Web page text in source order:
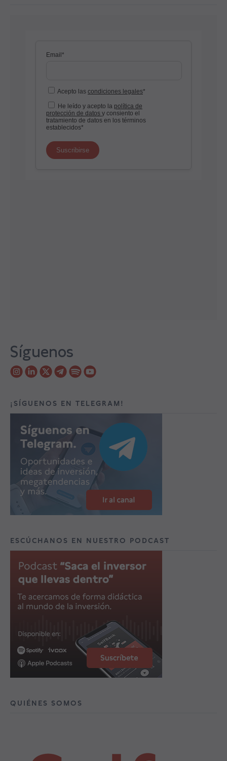
Síguenos
¡SÍGUENOS EN TELEGRAM!
ESCÚCHANOS EN NUESTRO PODCAST
QUIÉNES SOMOS